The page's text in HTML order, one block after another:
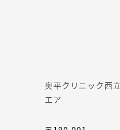
奥平クリニック西
エア